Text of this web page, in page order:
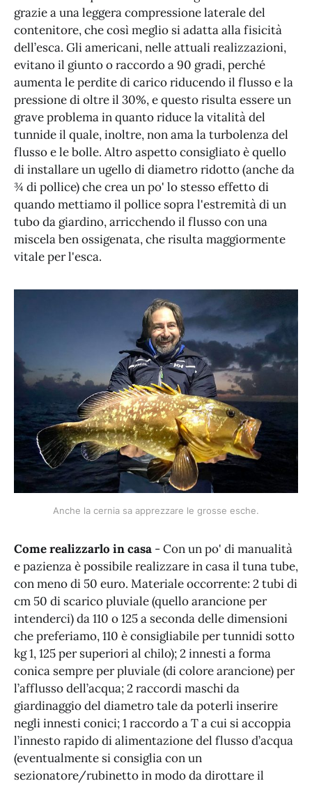
grazie a una leggera compressione laterale del
contenitore, che così meglio si adatta alla fisicità
dell’esca. Gli americani, nelle attuali realizzazioni,
evitano il giunto o raccordo a 90 gradi, perché
aumenta le perdite di carico riducendo il flusso e la
pressione di oltre il 30%, e questo risulta essere un
grave problema in quanto riduce la vitalità del
tunnide il quale, inoltre, non ama la turbolenza del
flusso e le bolle. Altro aspetto consigliato è quello
di installare un ugello di diametro ridotto (anche da
¾ di pollice) che crea un po' lo stesso effetto di
quando mettiamo il pollice sopra l'estremità di un
tubo da giardino, arricchendo il flusso con una
miscela ben ossigenata, che risulta maggiormente
vitale per l'esca.
Anche la cernia sa apprezzare le grosse esche.
Come realizzarlo in casa - Con un po' di manualità
e pazienza è possibile realizzare in casa il tuna tube,
con meno di 50 euro. Materiale occorrente: 2 tubi di
cm 50 di scarico pluviale (quello arancione per
intenderci) da 110 o 125 a seconda delle dimensioni
che preferiamo, 110 è consigliabile per tunnidi sotto
kg 1, 125 per superiori al chilo); 2 innesti a forma
conica sempre per pluviale (di colore arancione) per
l’afflusso dell’acqua; 2 raccordi maschi da
giardinaggio del diametro tale da poterli inserire
negli innesti conici; 1 raccordo a T a cui si accoppia
l’innesto rapido di alimentazione del flusso d’acqua
(eventualmente si consiglia con un
sezionatore/rubinetto in modo da dirottare il